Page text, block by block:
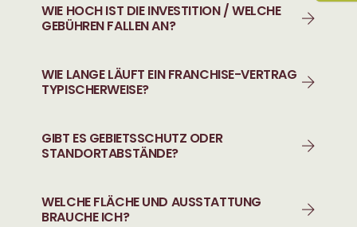
WIE HOCH IST DIE INVESTITION / WELCHE
GEBÜHREN FALLEN AN?
WIE LANGE LÄUFT EIN FRANCHISE-VERTRAG
TYPISCHERWEISE?
GIBT ES GEBIETSSCHUTZ ODER
STANDORTABSTÄNDE?
WELCHE FLÄCHE UND AUSSTATTUNG
BRAUCHE ICH?